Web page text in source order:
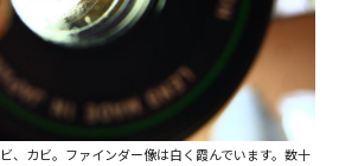
、カビ。ファインダー像は白く霞んでいます。数十